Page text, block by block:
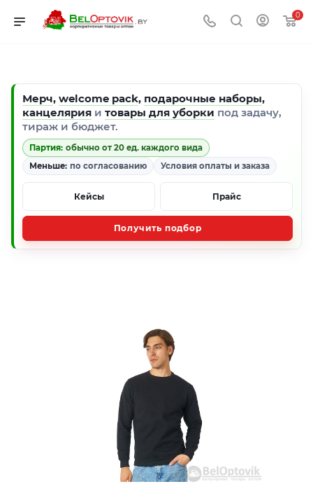
0
Мерч, welcome pack, подарочные наборы,
канцелярия и товары для уборки под задачу,
тираж и бюджет.
Партия: обычно от 20 ед. каждого вида
Меньше: по согласованию Условия оплаты и заказа
Кейсы Прайс
Получить подбор